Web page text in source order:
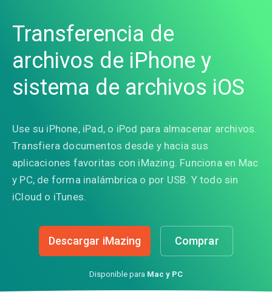
Transferencia de
archivos de iPhone y
sistema de archivos iOS
Use su iPhone, iPad, o iPod para almacenar archivos.
Transfiera documentos desde y hacia sus
aplicaciones favoritas con iMazing. Funciona en Mac
y PC, de forma inalámbrica o por USB. Y todo sin
iCloud o iTunes.
Descargar iMazing Comprar
Disponible para Mac y PC